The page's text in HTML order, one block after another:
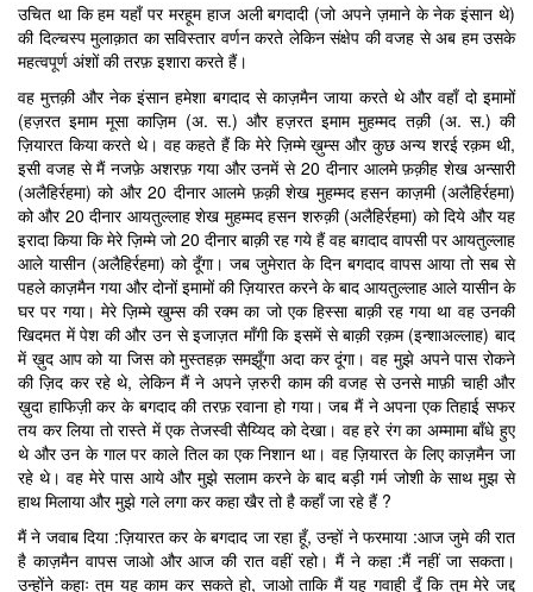
उचित था कि हम यहाँ पर मरहूम हाज अली बगदादी (जो अपने ज़माने के नेक इंसान थे)
की दिल्चस्प मुलाक़ात का सविस्तार वर्णन करते लेकिन संक्षेप की वजह से अब हम उसके
महत्वपूर्ण अंशों की तरफ़ इशारा करते हैं।
वह मुत्तक़ी और नेक इंसान हमेशा बगदाद से काज़मैन जाया करते थे और वहाँ दो इमामों
(हज़रत इमाम मूसा काज़िम (अ. स.) और हज़रत इमाम मुहम्मद तक़ी (अ. स.) की
ज़ियारत किया करते थे। वह कहते हैं कि मेरे ज़िम्मे ख़ुम्स और कुछ अन्य शरई रक़म थी,
इसी वजह से मैं नजफ़े अशरफ़ गया और उनमें से 20 दीनार आलमे फ़क़ीह शेख अन्सारी
(अलैहिर्रहमा) को और 20 दीनार आलमे फ़क़ी शेख मुहम्मद हसन काज़मी (अलैहिर्रहमा)
को और 20 दीनार आयतुल्लाह शेख मुहम्मद हसन शरुक़ी (अलैहिर्रहमा) को दिये और यह
इरादा किया कि मेरे ज़िम्मे जो 20 दीनार बाक़ी रह गये हैं वह बग़दाद वापसी पर आयतुल्लाह
आले यासीन (अलैहिर्रहमा) को दूँगा। जब जुमेरात के दिन बगदाद वापस आया तो सब से
पहले काज़मैन गया और दोनों इमामों की ज़ियारत करने के बाद आयतुल्लाह आले यासीन के
घर पर गया। मेरे ज़िम्मे खुम्स की रक्म का जो एक हिस्सा बाक़ी रह गया था वह उनकी
खिदमत में पेश की और उन से इजाज़त माँगी कि इसमें से बाक़ी रक़म (इन्शाअल्लाह) बाद
में ख़ुद आप को या जिस को मुस्तहक़ समझूँगा अदा कर दूंगा। वह मुझे अपने पास रोकने
की ज़िद कर रहे थे, लेकिन मैं ने अपने ज़रुरी काम की वजह से उनसे माफ़ी चाही और
ख़ुदा हाफिज़ी कर के बगदाद की तरफ़ रवाना हो गया। जब मैं ने अपना एक तिहाई सफर
तय कर लिया तो रास्ते में एक तेजस्वी सैय्यिद को देखा। वह हरे रंग का अम्मामा बाँधे हुए
थे और उन के गाल पर काले तिल का एक निशान था। वह ज़ियारत के लिए काज़मैन जा
रहे थे। वह मेरे पास आये और मुझे सलाम करने के बाद बड़ी गर्म जोशी के साथ मुझ से
हाथ मिलाया और मुझे गले लगा कर कहा खैर तो है कहाँ जा रहे हैं ?
मैं ने जवाब दिया :ज़ियारत कर के बगदाद जा रहा हूँ, उन्हों ने फरमाया :आज जुमे की रात
है काज़मैन वापस जाओ और आज की रात वहीं रहो। मैं ने कहा :मैं नहीं जा सकता।
उन्होंने कहाः तुम यह काम कर सकते हो, जाओ ताकि मैं यह गवाही दूँ कि तुम मेरे जद्द